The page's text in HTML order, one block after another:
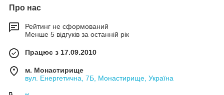
Про нас
Рейтинг не сформований
Менше 5 відгуків за останній рік
Працює з 17.09.2010
м. Монастирище
вул. Енергетична, 7Б, Монастирище, Україна